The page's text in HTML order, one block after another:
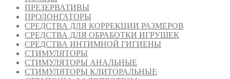
ПРЕЗЕРВАТИВЫ
ПРОЛОНГАТОРЫ
СРЕДСТВА ДЛЯ КОРРЕКЦИИ РАЗМЕРОВ
СРЕДСТВА ДЛЯ ОБРАБОТКИ ИГРУШЕК
СРЕДСТВА ИНТИМНОЙ ГИГИЕНЫ
СТИМУЛЯТОРЫ
СТИМУЛЯТОРЫ АНАЛЬНЫЕ
СТИМУЛЯТОРЫ КЛИТОРАЛЬНЫЕ